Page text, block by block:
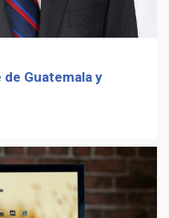
Guatemala y